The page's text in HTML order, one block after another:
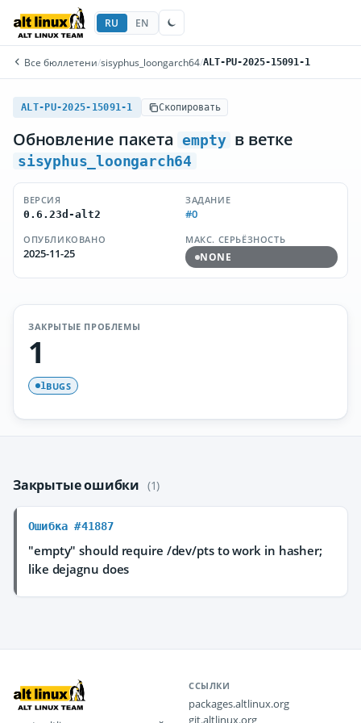
RU EN
Все бюллетени/sisyphus_loongarch64/ALT-PU-2025-15091-1
ALT-PU-2025-15091-1 Скопировать
Обновление пакета empty в ветке
sisyphus_loongarch64
ВЕРСИЯ
0.6.23d-alt2
ЗАДАНИЕ
#0
ОПУБЛИКОВАНО
2025-11-25
МАКС. СЕРЬЁЗНОСТЬ
NONE
ЗАКРЫТЫЕ ПРОБЛЕМЫ
1
1BUGS
Закрытые ошибки (1)
Ошибка #41887
"empty" should require /dev/pts to work in hasher;
like dejagnu does
ССЫЛКИ
packages.altlinux.org
git.altlinux.org